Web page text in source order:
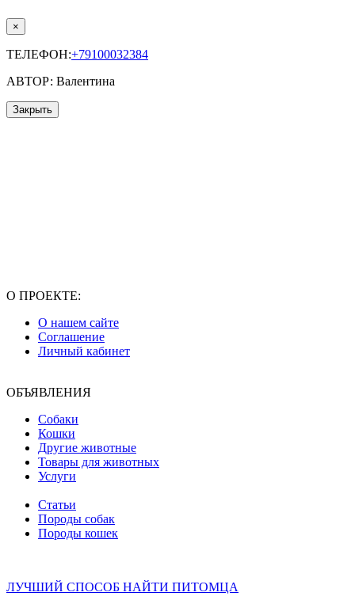
×
ТЕЛЕФОН:+79100032384
АВТОР: Валентина
Закрыть
О ПРОЕКТЕ:
О нашем сайте
Соглашение
Личный кабинет
ОБЪЯВЛЕНИЯ
Собаки
Кошки
Другие животные
Товары для животных
Услуги
Статьи
Породы собак
Породы кошек
ЛУЧШИЙ СПОСОБ НАЙТИ ПИТОМЦА